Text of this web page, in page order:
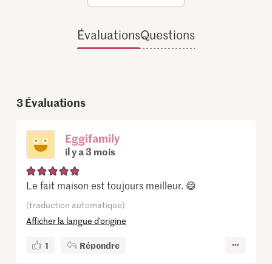
ÉvaluationsQuestions
3Évaluations
Eggifamily
il y a 3 mois
Le fait maison est toujours meilleur. 😄
(traduction automatique)
Afficher la langue d’origine
1 Répondre